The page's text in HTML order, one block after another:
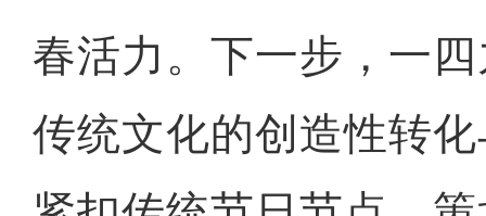
春活力。下一步，一
传统文化的创造性转